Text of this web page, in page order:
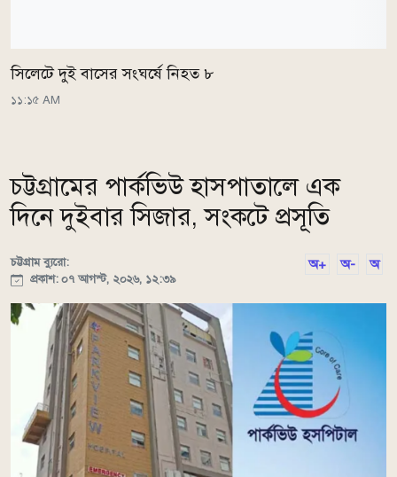
সিলেটে দুই বাসের সংঘর্ষে নিহত ৮
১১:১৫ AM
চট্টগ্রামের পার্কভিউ হাসপাতালে এক
দিনে দুইবার সিজার, সংকটে প্রসূতি
চট্টগ্রাম ব্যুরো:
প্রকাশ: ০৭ আগস্ট, ২০২৬, ১২:৩৯
অ+ অ- অ